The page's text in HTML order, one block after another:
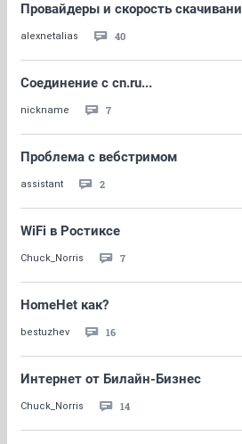
Провайдеры и скорость
alexnetalias 40
Соединение с cn.ru...
nickname 7
Проблема с вебстримом
assistant 2
WiFi в Ростиксе
Chuck_Norris 7
HomeHet как?
bestuzhev 16
Интернет от Билайн-Бизнес
Chuck_Norris 14